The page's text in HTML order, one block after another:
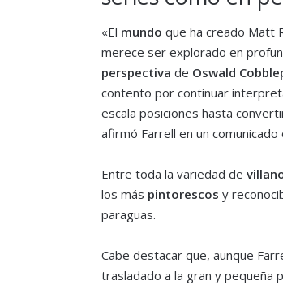
«El mundo que ha creado Matt
merece ser explorado en
perspectiva de Oswald
contento por continuar
escala posiciones hasta
afirmó Farrell en un
Entre toda la variedad de
los más pintorescos y
paraguas.
Cabe destacar que, aunque
trasladado a la gran y pequeña